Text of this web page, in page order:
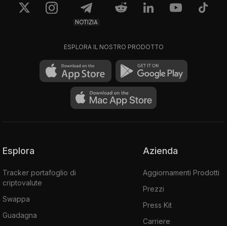
NOTIZIA
ESPLORA IL NOSTRO PRODOTTO
Esplora
Tracker portafoglio di
criptovalute
Swappa
Guadagna
Azienda
Aggiornamenti Prodotti
Prezzi
Press Kit
Carriere